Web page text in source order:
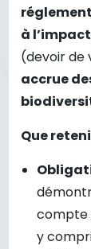
à
(devoir de
accrue
Que
compte
y